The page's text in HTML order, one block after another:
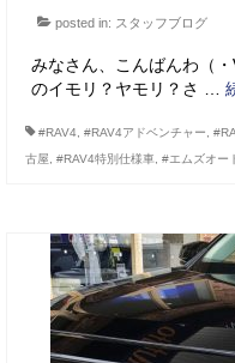
posted in: スタッフブログ
みなさん、こんばんわ（
のイモリ？ヤモリ？さ …
#RAV4 #RAV4アドベンチャー
古屋
#RAV4特別仕様車 #エムズオー